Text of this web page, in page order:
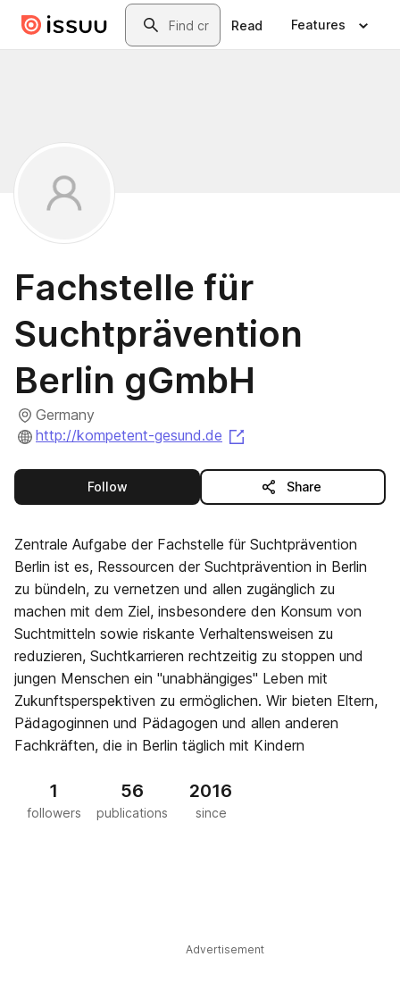
Skip to main contentSearch
Read Features
Fachstelle für
Suchtprävention
Berlin gGmbH
Germany
http://kompetent-gesund.de
Followthis publisher Share
Zentrale Aufgabe der Fachstelle für Suchtprävention
Berlin ist es, Ressourcen der Suchtprävention in Berlin
zu bündeln, zu vernetzen und allen zugänglich zu
machen mit dem Ziel, insbesondere den Konsum von
Suchtmitteln sowie riskante Verhaltensweisen zu
reduzieren, Suchtkarrieren rechtzeitig zu stoppen und
jungen Menschen ein "unabhängiges" Leben mit
Zukunftsperspektiven zu ermöglichen. Wir bieten Eltern,
Pädagoginnen und Pädagogen und allen anderen
Fachkräften, die in Berlin täglich mit Kindern
1
followers
56
publications
2016
since
Advertisement